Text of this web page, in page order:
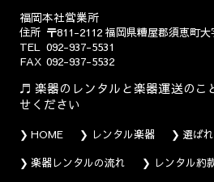
福岡本社営業所
住所 〒811-2112 福岡県糟屋郡須恵町大
TEL 092-937-5531
FAX 092-937-5532
楽器のレンタルと楽器運送のこ
せください
HOME レンタル楽器
選ば
楽器レンタルの流れ
レンタル約